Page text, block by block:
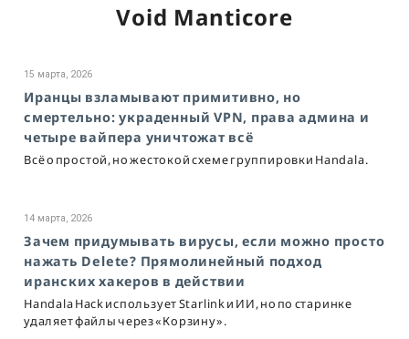
Void Manticore
15 марта, 2026
Иранцы взламывают примитивно, но
смертельно: украденный VPN, права админа и
четыре вайпера уничтожат всё
Всё о простой, но жестокой схеме группировки Handala.
14 марта, 2026
Зачем придумывать вирусы, если можно просто
нажать Delete? Прямолинейный подход
иранских хакеров в действии
Handala Hack использует Starlink и ИИ, но по старинке
удаляет файлы через «Корзину».